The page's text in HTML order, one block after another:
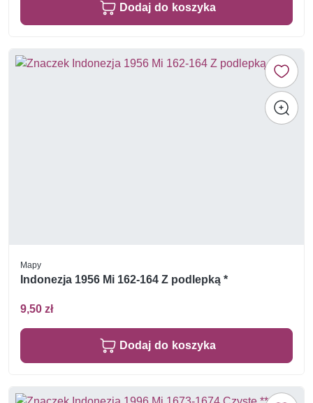
Dodaj do koszyka
Mapy
Indonezja 1956 Mi 162-164 Z podlepką *
9,50 zł
Dodaj do koszyka